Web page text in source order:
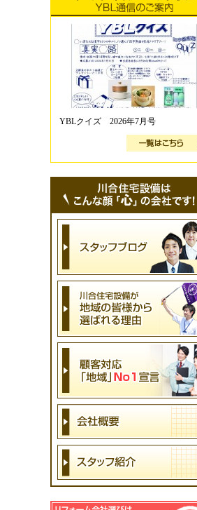
YBLクイズ 2026年7月号